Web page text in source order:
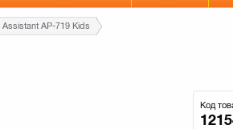
AP-719 Kids
Код